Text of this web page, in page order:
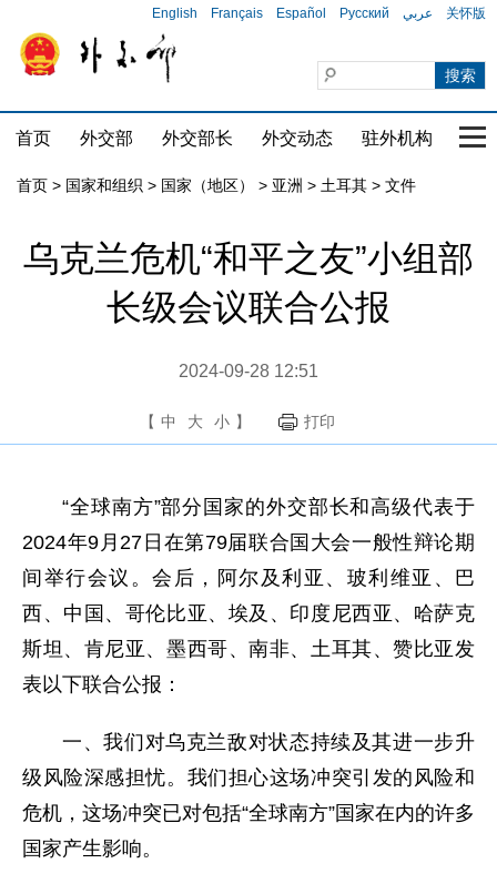
English Français Español Русский عربي 关怀版
首页 外交部 外交部长 外交动态 驻外机构 国
首页 > 国家和组织 > 国家（地区） > 亚洲 > 土耳其 > 文件
乌克兰危机“和平之友”小组部
长级会议联合公报
2024-09-28 12:51
【 中 大 小 】 打印
“全球南方”部分国家的外交部长和高级代表于
2024年9月27日在第79届联合国大会一般性辩论期
间举行会议。会后，阿尔及利亚、玻利维亚、巴
西、中国、哥伦比亚、埃及、印度尼西亚、哈萨克
斯坦、肯尼亚、墨西哥、南非、土耳其、赞比亚发
表以下联合公报：
一、我们对乌克兰敌对状态持续及其进一步升
级风险深感担忧。我们担心这场冲突引发的风险和
危机，这场冲突已对包括“全球南方”国家在内的许多
国家产生影响。